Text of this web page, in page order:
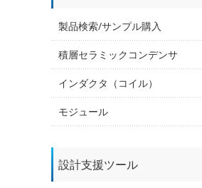
製品検索/サンプル購入
積層セラミックコンデンサ
インダクタ（コイル）
モジュール
設計支援ツール